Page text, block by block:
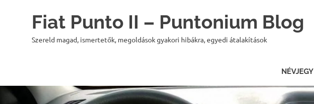
Fiat Punto II – Puntonium Blog
Szereld magad, ismertetők, megoldások gyakori hibákra, egyedi átalakítások
NÉVJEGY